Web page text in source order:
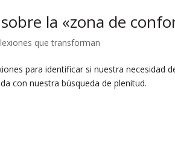
la «zona de
que transforman
para identificar si nuestra necesidad
con nuestra búsqueda de plenitud.